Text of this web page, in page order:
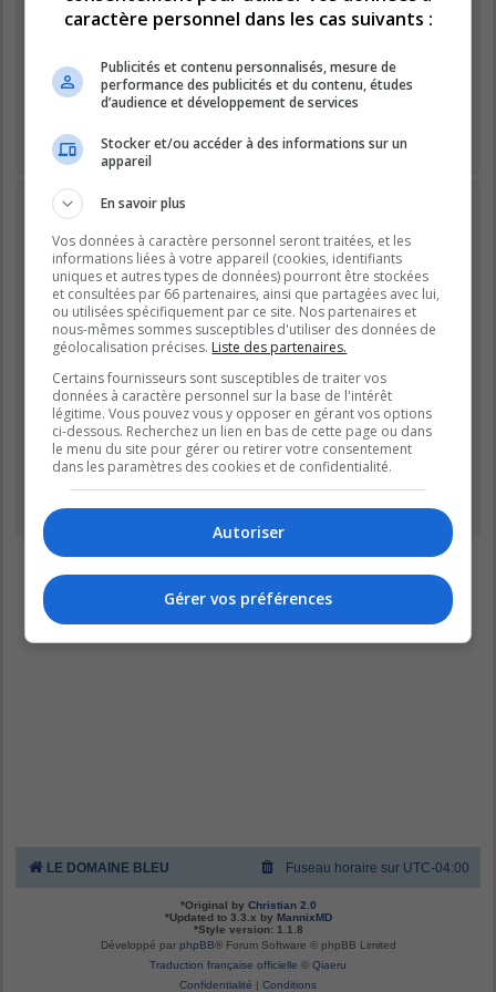
Se souvenir de moi
Masquer ma présence lors de cette session
INSCRIPTION
Vous devez être inscrit avant de pouvoir vous connecter.
L’inscription est rapide et vous offre de nombreux avantages.
Les administrateurs du forum peuvent accorder des
fonctionnalités supplémentaires aux utilisateurs inscrits. Avant
de vous inscrire, assurez-vous d’avoir pris connaissance de
nos conditions d’utilisation et de notre politique de
consulter attentivement toutes les règles du forum lors de votre
navigation.
Conditions d’utilisation| Politique de confidentialité
LE DOMAINE BLEU Fuseau horaire sur UTC-04:00
*Original by Christian 2.0
*Updated to 3.3.x by MannixMD
*Style version: 1.1.8
Développé par phpBB® Forum Software © phpBB Limited
Traduction française officielle © Qiaeru
Confidentialité | Conditions
caractère personnel dans les cas suivants :
Publicités et contenu personnalisés, mesure de
performance des publicités et du contenu, études
d’audience et développement de services
Stocker et/ou accéder à des informations sur un
appareil
En savoir plus
Vos données à caractère personnel seront traitées, et les
informations liées à votre appareil (cookies, identifiants
uniques et autres types de données) pourront être stockées
et consultées par 66 partenaires, ainsi que partagées avec lui,
ou utilisées spécifiquement par ce site. Nos partenaires et
nous-mêmes sommes susceptibles d'utiliser des données de
géolocalisation précises. Liste des partenaires.
Certains fournisseurs sont susceptibles de traiter vos
données à caractère personnel sur la base de l'intérêt
légitime. Vous pouvez vous y opposer en gérant vos options
ci-dessous. Recherchez un lien en bas de cette page ou dans
le menu du site pour gérer ou retirer votre consentement
dans les paramètres des cookies et de confidentialité.
Autoriser
Gérer vos préférences